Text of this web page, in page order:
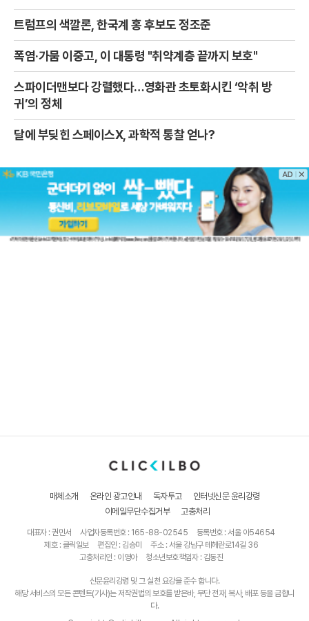
트럼프의 색깔론, 한국계 홍 후보도 정조준
폭염·가뭄 이중고, 이 대통령 "취약계층 끝까지 보호"
스파이더맨보다 강렬했다…영화관 초토화시킨 ‘악취 방
귀’의 정체
달에 부딪힌 스페이스X, 과학적 통찰 얻나?
매체소개 온라인 광고안내 독자투고
인터넷신문 윤리강령
이메일무단수집거부
고충처리
대표자 : 권민서 사업자등록번호 : 165-88-02545
등록번호 : 서울 아54654
제호 : 클릭일보
편집인 : 김승미
주소 : 서울 강남구 테헤란로14길 36
고충처리인 : 이영아
청소년보호책임자 : 김동진
신문윤리강령 및 그 실천 요강을 준수 합니다.
해당 서비스의 모든 콘텐트(기사)는 저작권법의 보호를 받은바, 무단 전재, 복사, 배포 등을 금합니
다.